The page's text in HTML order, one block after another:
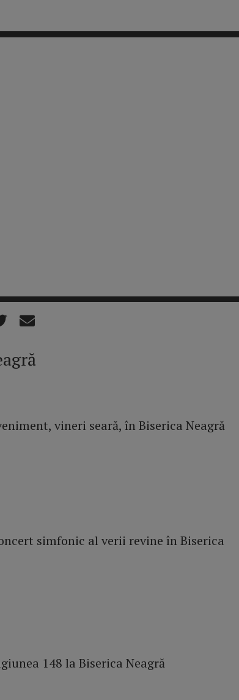
vineri seară, în Biserica Neagră
simfonic al verii revine în Biserica
148 la Biserica Neagră